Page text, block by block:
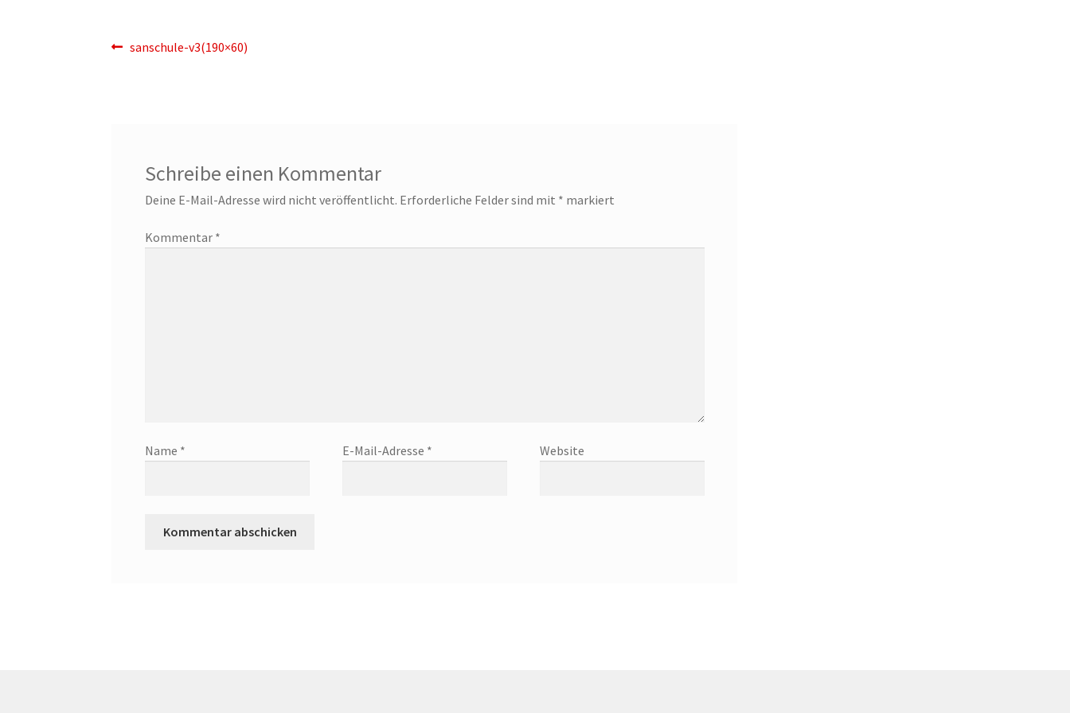
Beitragsnavigation
Vorheriger
sanschule-v3(190×60)
Schreibe einen Kommentar
Deine E-Mail-Adresse wird nicht veröffentlicht. Erforderliche Felder sind mit * markiert
Kommentar *
Name * E-Mail-Adresse * Website